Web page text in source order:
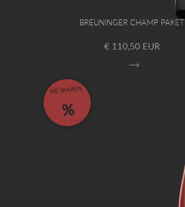
BREUNINGER CHAMP PAKET
€ 110,50 EUR
SIE SPAREN
%